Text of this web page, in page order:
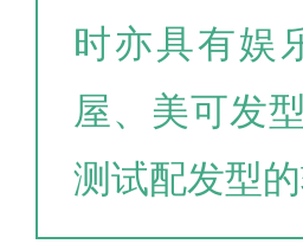
时亦具有娱
屋、美可发
测试配发型的